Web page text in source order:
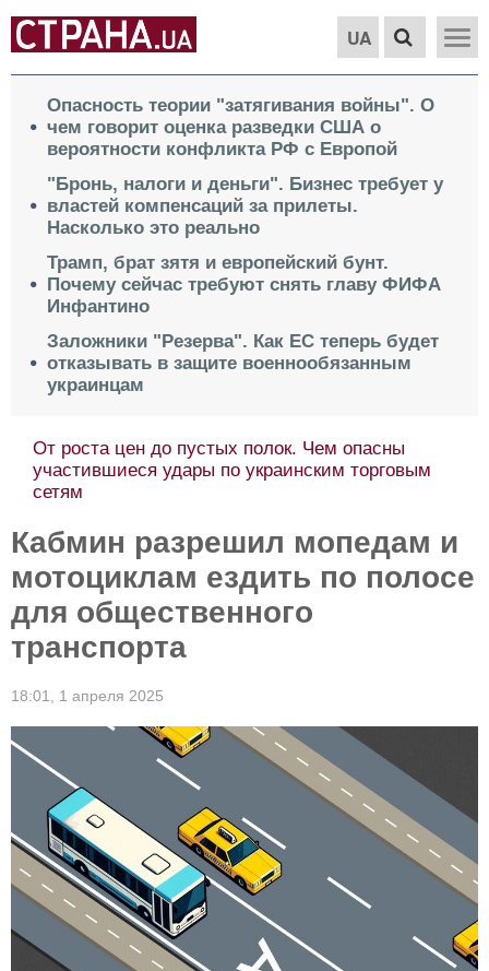
UA
Опасность теории "затягивания войны". О
чем говорит оценка разведки США о
вероятности конфликта РФ с Европой
"Бронь, налоги и деньги". Бизнес требует у
властей компенсаций за прилеты.
Насколько это реально
Трамп, брат зятя и европейский бунт.
Почему сейчас требуют снять главу ФИФА
Инфантино
Заложники "Резерва". Как ЕС теперь будет
отказывать в защите военнообязанным
украинцам
От роста цен до пустых полок. Чем опасны
участившиеся удары по украинским торговым
сетям
Кабмин разрешил мопедам и
мотоциклам ездить по полосе
для общественного
транспорта
18:01, 1 апреля 2025